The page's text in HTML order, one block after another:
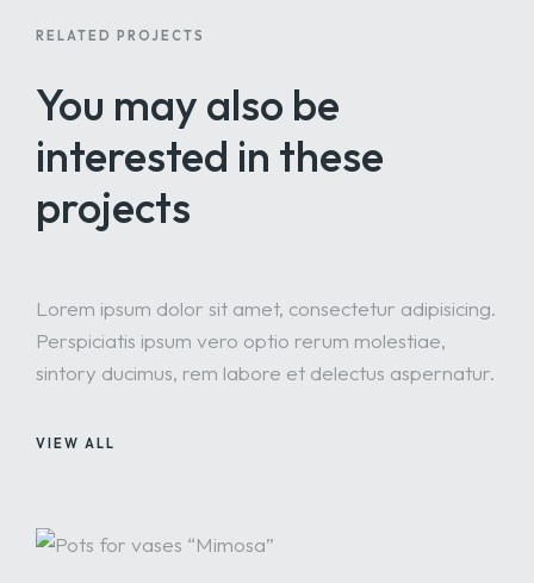
RELATED PROJECTS
You may also be
interested in these
projects
Lorem ipsum dolor sit amet, consectetur adipisicing.
Perspiciatis ipsum vero optio rerum molestiae,
sintory ducimus, rem labore et delectus aspernatur.
VIEW ALL